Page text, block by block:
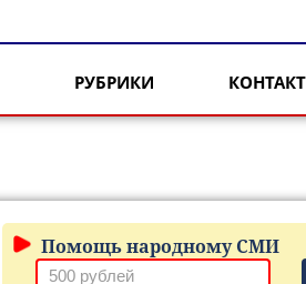
РУБРИКИ
Помощь народному СМИ